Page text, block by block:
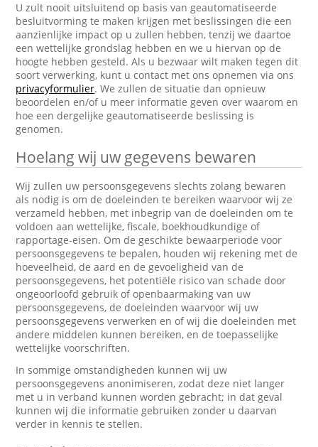
U zult nooit uitsluitend op basis van geautomatiseerde
besluitvorming te maken krijgen met beslissingen die een
aanzienlijke impact op u zullen hebben, tenzij we daartoe
een wettelijke grondslag hebben en we u hiervan op de
hoogte hebben gesteld. Als u bezwaar wilt maken tegen dit
soort verwerking, kunt u contact met ons opnemen via ons
privacyformulier. We zullen de situatie dan opnieuw
beoordelen en/of u meer informatie geven over waarom en
hoe een dergelijke geautomatiseerde beslissing is
genomen.
Hoelang wij uw gegevens bewaren
Wij zullen uw persoonsgegevens slechts zolang bewaren
als nodig is om de doeleinden te bereiken waarvoor wij ze
verzameld hebben, met inbegrip van de doeleinden om te
voldoen aan wettelijke, fiscale, boekhoudkundige of
rapportage-eisen. Om de geschikte bewaarperiode voor
persoonsgegevens te bepalen, houden wij rekening met de
hoeveelheid, de aard en de gevoeligheid van de
persoonsgegevens, het potentiële risico van schade door
ongeoorloofd gebruik of openbaarmaking van uw
persoonsgegevens, de doeleinden waarvoor wij uw
persoonsgegevens verwerken en of wij die doeleinden met
andere middelen kunnen bereiken, en de toepasselijke
wettelijke voorschriften.
In sommige omstandigheden kunnen wij uw
persoonsgegevens anonimiseren, zodat deze niet langer
met u in verband kunnen worden gebracht; in dat geval
kunnen wij die informatie gebruiken zonder u daarvan
verder in kennis te stellen.